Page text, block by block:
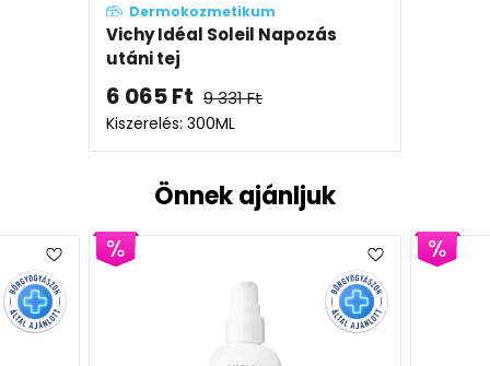
Dermokozmetikum
Vichy Idéal Soleil Napozás
utáni tej
6 065Ft 9 331Ft
Kiszerelés: 300ML
Önnek ajánljuk